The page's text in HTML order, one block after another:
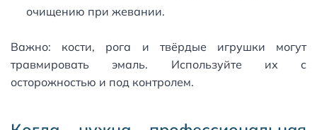
очищению при жевании.
Важно: кости, рога и твёрдые игрушки могут
травмировать эмаль. Используйте их с
осторожностью и под контролем.